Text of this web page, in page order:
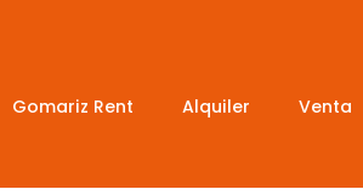
Gomariz Rent Alquiler Venta